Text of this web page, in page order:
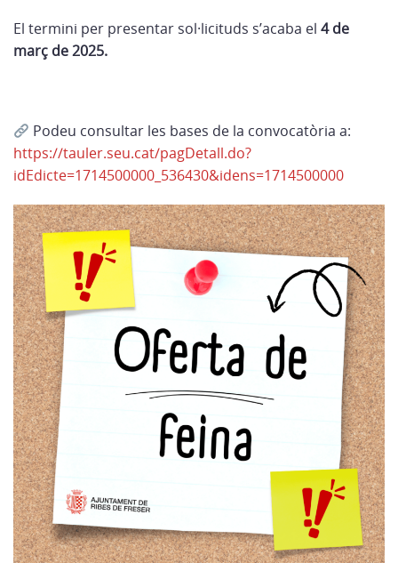
El termini per presentar sol·licituds s’acaba el 4 de
març de 2025.
Podeu consultar les bases de la convocatòria a:
https://tauler.seu.cat/pagDetall.do?
idEdicte=1714500000_536430&idens=1714500000